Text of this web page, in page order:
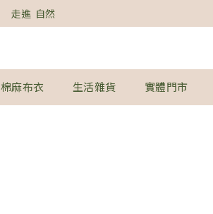
走進  自然
棉麻布衣 生活雜貨 實體門市